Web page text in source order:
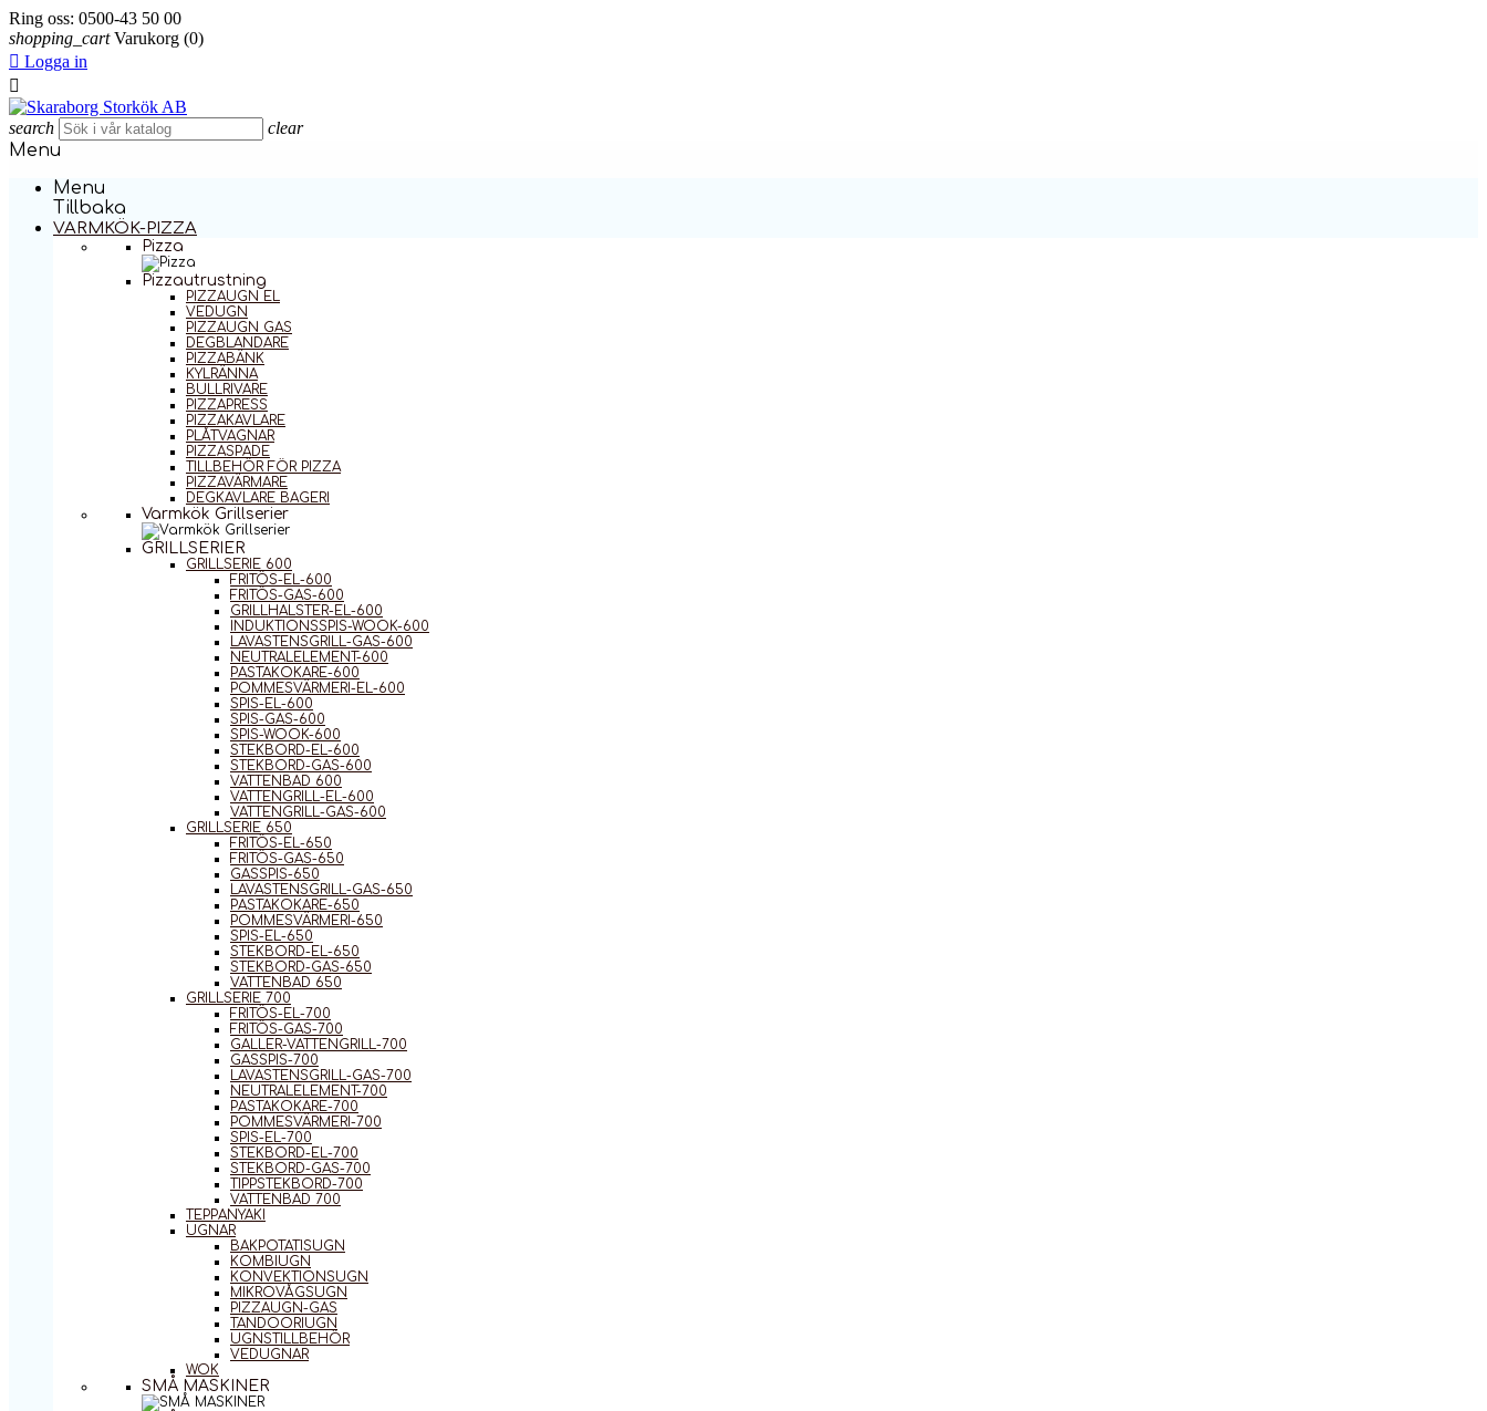
Ring oss: 0500-43 50 00
shopping_cart Varukorg (0)
 Logga in

search clear
Menu
Menu
Tillbaka
VARMKÖK-PIZZA
Pizza
Pizzautrustning
PIZZAUGN EL
VEDUGN
PIZZAUGN GAS
DEGBLANDARE
PIZZABÄNK
KYLRÄNNA
BULLRIVARE
PIZZAPRESS
PIZZAKAVLARE
PLÅTVAGNAR
PIZZASPADE
TILLBEHÖR FÖR PIZZA
PIZZAVÄRMARE
DEGKAVLARE BAGERI
Varmkök Grillserier
GRILLSERIER
GRILLSERIE 600
FRITÖS-EL-600
FRITÖS-GAS-600
GRILLHALSTER-EL-600
INDUKTIONSSPIS-WOOK-600
LAVASTENSGRILL-GAS-600
NEUTRALELEMENT-600
PASTAKOKARE-600
POMMESVÄRMERI-EL-600
SPIS-EL-600
SPIS-GAS-600
SPIS-WOOK-600
STEKBORD-EL-600
STEKBORD-GAS-600
VATTENBAD 600
VATTENGRILL-EL-600
VATTENGRILL-GAS-600
GRILLSERIE 650
FRITÖS-EL-650
FRITÖS-GAS-650
GASSPIS-650
LAVASTENSGRILL-GAS-650
PASTAKOKARE-650
POMMESVÄRMERI-650
SPIS-EL-650
STEKBORD-EL-650
STEKBORD-GAS-650
VATTENBAD 650
GRILLSERIE 700
FRITÖS-EL-700
FRITÖS-GAS-700
GALLER-VATTENGRILL-700
GASSPIS-700
LAVASTENSGRILL-GAS-700
NEUTRALELEMENT-700
PASTAKOKARE-700
POMMESVÄRMERI-700
SPIS-EL-700
STEKBORD-EL-700
STEKBORD-GAS-700
TIPPSTEKBORD-700
VATTENBAD 700
TEPPANYAKI
UGNAR
BAKPOTATISUGN
KOMBIUGN
KONVEKTIONSUGN
MIKROVÅGSUGN
PIZZAUGN-GAS
TANDOORIUGN
UGNSTILLBEHÖR
VEDUGNAR
WOK
SMÅ MASKINER